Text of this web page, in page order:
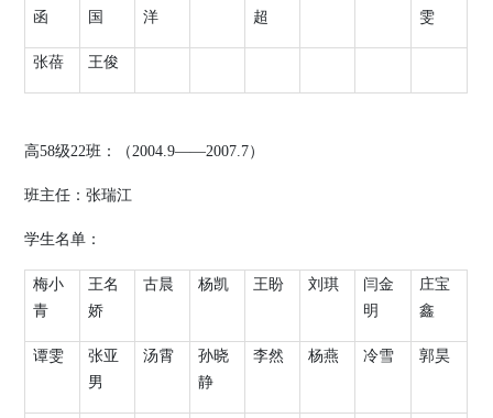
函
国
洋
超
雯
张蓓 王俊
高58级22班：（2004.9——2007.7）
班主任：张瑞江
学生名单：
梅小
青
王名
娇
古晨 杨凯 王盼 刘琪
闫金
明
庄宝
鑫
谭雯
张亚
男
汤霄
孙晓
静
李然 杨燕 冷雪 郭昊